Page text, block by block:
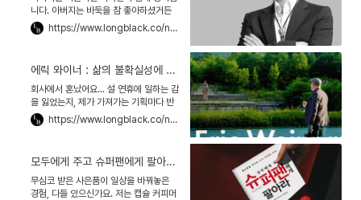
표님께서 책 『인에비터블 : 미래의 정체』
를 통해 미래에도 변하지 않을 흐름에 대
해 알려준다고 합니다.
니다. 아버지는 바둑을 참 좋아하셨거든
요. 주말이면 상대 없이 혼자 바둑알을 놓
으시곤 했죠. 그런 아버지가 가장 좋아하
을 모르는 저조차도 그가 세계를 제패한
천재 소년이었다는 것은 알고 있습니다.
문득 궁금해지더군요. 이 9단은 지금 어
떻게 지내고 있는지요. 한때 바둑 기자였
던 정아람 JTBC 기자를 만나 물었어요.
https://www.longblack.co/note/186
에릭 와이너 : 삶의 불확실성에 맞서는 당신의 철학은 무엇인가요
회사에서 혼났어요... 설 연휴에 일하는 감
을 잃었는지, 제가 가져가는 기획마다 반
려당하는 거 있죠. 흑흑. 다른 일도 해야
하는데 자꾸 울적해져서 집중이 안 되더
『소크라테스 익스프레스』를 읽어보래요.
이거, 철학책 아닌가요? 저는 좀 더 일과
관련된 공부를 해야 한다고요!
https://www.longblack.co/note/173
모두에게 주고 슈퍼팬에게 팔아라 : 내게 열혈팬이 천명만 있다면
무심코 받은 사은품이 일상을 바꿔놓은
경험, 다들 있으신가요. 저는 캡슐 커피머